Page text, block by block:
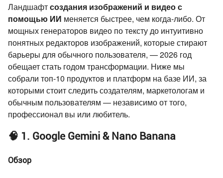
Ландшафтсоздания изображений и видео с
помощью ИИ меняется быстрее, чем когда-либо. От
мощных генераторов видео по тексту до интуитивно
понятных редакторов изображений, которые стирают
барьеры для обычного пользователя, — 2026 год
обещает стать годом трансформации. Ниже мы
собрали топ-10 продуктов и платформ на базе ИИ, за
которыми стоит следить создателям, маркетологам и
обычным пользователям — независимо от того,
профессионал вы или любитель.
🧠 1. Google Gemini & Nano Banana
Обзор